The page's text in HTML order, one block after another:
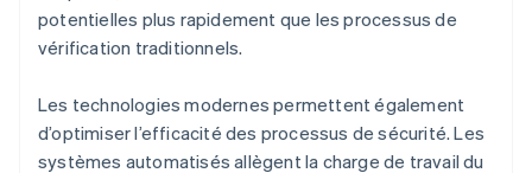
potentielles plus rapidement que les processus de
vérification traditionnels.
Les technologies modernes permettent également
d’optimiser l’efficacité des processus de sécurité. Les
systèmes automatisés allègent la charge de travail du